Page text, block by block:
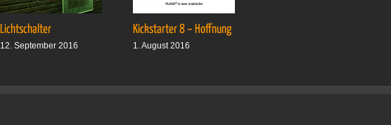
Lichtschalter
12. September 2016
Kickstarter 8 – Hoffnung
1. August 2016